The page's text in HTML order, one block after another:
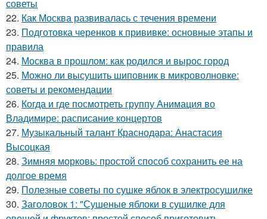
советы
22. Как Москва развивалась с течения времени
23. Подготовка черенков к прививке: основные этапы и
правила
24. Москва в прошлом: как родился и вырос город
25. Можно ли высушить шиповник в микроволновке:
советы и рекомендации
26. Когда и где посмотреть группу Анимация во
Владимире: расписание концертов
27. Музыкальный талант Краснодара: Анастасия
Высоцкая
28. Зимняя морковь: простой способ сохранить ее на
долгое время
29. Полезные советы по сушке яблок в электросушилке
30. Заголовок 1: "Сушеные яблоки в сушилке для